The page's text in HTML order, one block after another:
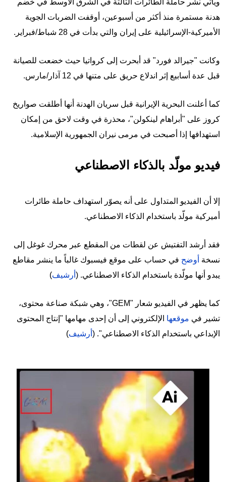
ويأتي نشر حاملة الطائرات الثالثة في الشرق الأوسط في خضم
هدنة مستمرة منذ أكثر من أسبوعين، أوقفت الضربات الجوية
الأميركية-الإسرائيلية على إيران والتي بدأت في 28 شباط/فبراير.
وكانت "جيرالد فورد" قد أبحرت إلى كرواتيا حيث خضعت للصيانة
قبل عدة أسابيع إثر اندلاع حريق على متنها في 12 آذار/مارس.
كما أعلنت البحرية الإيرانية قبل سريان الهدنة أنها أطلقت صواريخ
كروز على "أبراهام لينكولن"، محذرة في وقت لاحق من إمكان
استهدافها إذا أصبحت في مرمى نيران الجمهورية الإسلامية.
فيديو مولّد بالذكاء الاصطناعي
إلا أن الفيديو المتداول على أنه يصوّر استهداف حاملة طائرات
أميركية مولّد باستخدام الذكاء الاصطناعي.
فقد أرشد التفتيش عن لقطات من المقطع عبر محرك غوغل إلى
نسخة أوضح في حساب على موقع فيسبوك غالباً ما ينشر مقاطع
يبدو أنها مولّدة باستخدام الذكاء الاصطناعي. ( أرشيف)
كما يظهر في الفيديو شعار "GEM"، وهي شبكة صناعة محتوى،
تشير في موقعها الإلكتروني إلى أن إحدى مهامها "إنتاج المحتوى
الإبداعي باستخدام الذكاء الاصطناعي". ( أرشيف)